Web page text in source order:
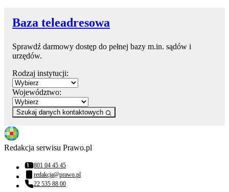
Baza teleadresowa
Sprawdź darmowy dostęp do pełnej bazy m.in. sądów i
urzędów.
Rodzaj instytucji:
Województwo:
Szukaj danych kontaktowych
Redakcja serwisu Prawo.pl
Numer telefonu:
801 04 45 45
Adres email:
redakcja@prawo.pl
Numer telefonu:
22 535 88 00